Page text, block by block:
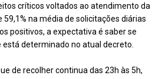
críticos voltados ao atendimento da
na média de solicitações diárias
positivos, a expectativa é saber se
determinado no atual decreto.
de recolher continua das 23h às 5h,